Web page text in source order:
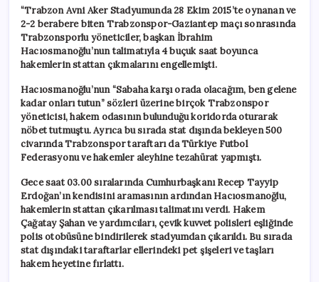
“Trabzon Avni Aker Stadyumunda 28 Ekim 2015’te oynanan ve
2-2 berabere biten Trabzonspor-Gaziantep maçı sonrasında
Trabzonsporlu yöneticiler, başkan İbrahim
Hacıosmanoğlu’nun talimatıyla 4 buçuk saat boyunca
hakemlerin stattan çıkmalarını engellemişti.
Hacıosmanoğlu’nun “Sabaha karşı orada olacağım, ben gelene
kadar onları tutun” sözleri üzerine birçok Trabzonspor
yöneticisi, hakem odasının bulunduğu koridorda oturarak
nöbet tutmuştu. Ayrıca bu sırada stat dışında bekleyen 500
civarında Trabzonspor taraftarı da Türkiye Futbol
Federasyonu ve hakemler aleyhine tezahürat yapmıştı.
Gece saat 03.00 sıralarında Cumhurbaşkanı Recep Tayyip
Erdoğan’ın kendisini aramasının ardından Hacıosmanoğlu,
hakemlerin stattan çıkarılması talimatını verdi. Hakem
Çağatay Şahan ve yardımcıları, çevik kuvvet polisleri eşliğinde
polis otobüsüne bindirilerek stadyumdan çıkarıldı. Bu sırada
stat dışındaki taraftarlar ellerindeki pet şişeleri ve taşları
hakem heyetine fırlattı.